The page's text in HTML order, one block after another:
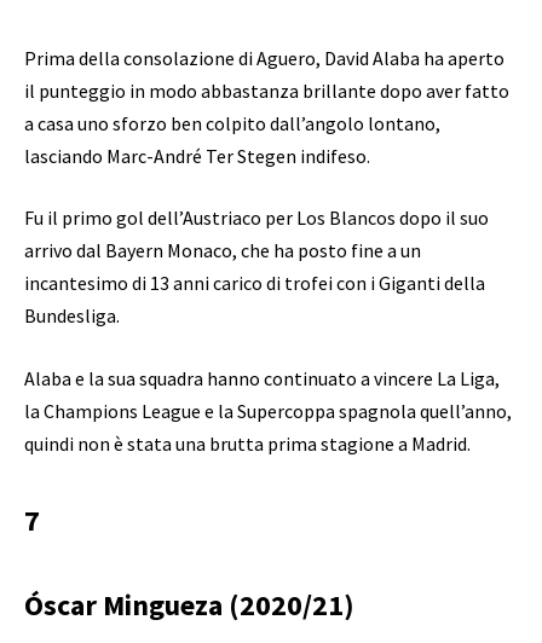
Prima della consolazione di Aguero, David Alaba ha aperto
il punteggio in modo abbastanza brillante dopo aver fatto
a casa uno sforzo ben colpito dall’angolo lontano,
lasciando Marc-André Ter Stegen indifeso.
Fu il primo gol dell’Austriaco per Los Blancos dopo il suo
arrivo dal Bayern Monaco, che ha posto fine a un
incantesimo di 13 anni carico di trofei con i Giganti della
Bundesliga.
Alaba e la sua squadra hanno continuato a vincere La Liga,
la Champions League e la Supercoppa spagnola quell’anno,
quindi non è stata una brutta prima stagione a Madrid.
7
Óscar Mingueza (2020/21)